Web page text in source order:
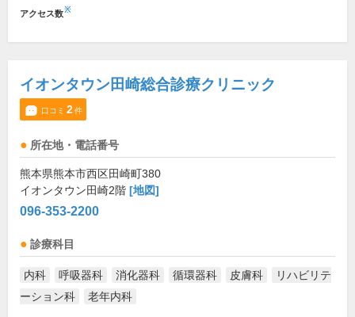
アクセス数※
イオンタウン田崎総合診療クリニック
口コミ 2件
所在地・電話番号
熊本県熊本市西区田崎町380
イオンタウン田崎2階 [地図]
096-353-2200
診療科目
内科 呼吸器科 消化器科 循環器科 皮膚科
リハビリテ
ーション科
老年内科